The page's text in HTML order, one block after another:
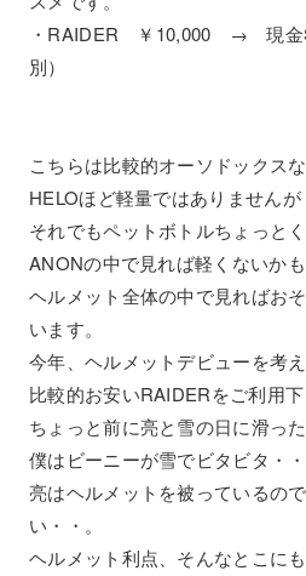
・RAIDER ￥10,000 → 現金
別）
こちらは比較的オーソドックス
HELOほど軽量ではありませんが
それでもペットボトルちょっとく
ANONの中で見れば軽くないかも
ヘルメット全体の中で見ればお
います。
今年、ヘルメットデビューを考
比較的お安いRAIDERをご利用下
ちょっと前に亮と雪の日に滑った
僕はビーニーが雪でビタビタ・・
亮はヘルメットを被っているの
い・・。
ヘルメット利点、そんなとこにも